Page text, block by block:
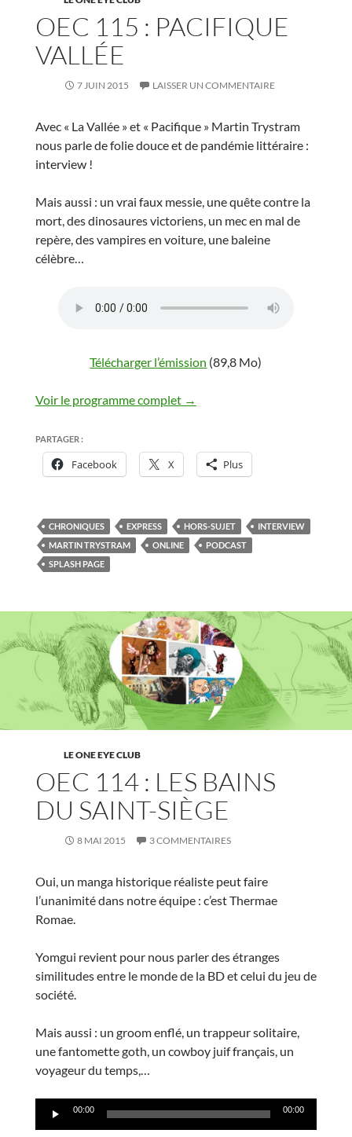
OEC 115 : PACIFIQUE
VALLÉE
7 JUIN 2015 LAISSER UN COMMENTAIRE
Avec « La Vallée » et « Pacifique » Martin Trystram
nous parle de folie douce et de pandémie littéraire :
interview !
Mais aussi : un vrai faux messie, une quête contre la
mort, des dinosaures victoriens, un mec en mal de
repère, des vampires en voiture, une baleine
célèbre…
Télécharger l’émission (89,8 Mo)
Voir le programme complet →
PARTAGER :
Facebook X Plus
CHRONIQUES EXPRESS HORS-SUJET
INTERVIEW
MARTIN TRYSTRAM
ONLINE
PODCAST
SPLASH PAGE
LE ONE EYE CLUB
OEC 114 : LES BAINS
DU SAINT-SIÈGE
8 MAI 2015 3 COMMENTAIRES
Oui, un manga historique réaliste peut faire
l’unanimité dans notre équipe : c’est Thermae
Romae.
Yomgui revient pour nous parler des étranges
similitudes entre le monde de la BD et celui du jeu de
société.
Mais aussi : un groom enflé, un trappeur solitaire,
une fantomette goth, un cowboy juif français, un
voyageur du temps,…
Lecteur
00:00 00:00